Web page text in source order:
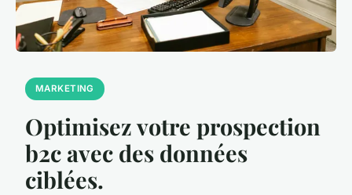
MARKETING
Optimisez votre prospection
b2c avec des données
ciblées.